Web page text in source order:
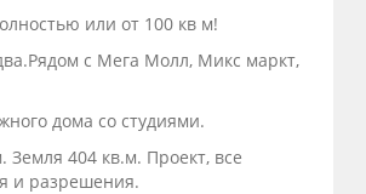
или от 100 кв м!
с Мега Молл, Микс маркт,
дома со студиями.
Земля 404 кв.м. Проект, все
и разрешения.